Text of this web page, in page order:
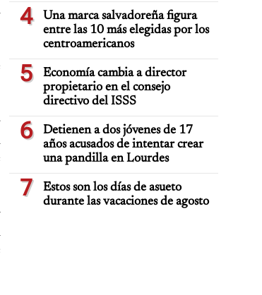
4
Una marca salvadoreña figura
entre las 10 más elegidas por los
centroamericanos
5
Economía cambia a director
propietario en el consejo
directivo del ISSS
6
Detienen a dos jóvenes de 17
años acusados de intentar crear
una pandilla en Lourdes
7
Estos son los días de asueto
durante las vacaciones de agosto